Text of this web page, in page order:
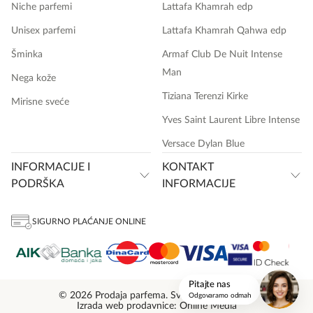
Niche parfemi
Unisex parfemi
Šminka
Nega kože
Mirisne sveće
Lattafa Khamrah edp
Lattafa Khamrah Qahwa edp
Armaf Club De Nuit Intense
Man
Tiziana Terenzi Kirke
Yves Saint Laurent Libre Intense
Versace Dylan Blue
INFORMACIJE I
PODRŠKA
KONTAKT
INFORMACIJE
SIGURNO PLAĆANJE ONLINE
© 2026 Prodaja parfema. Sva prava zadržana.
Izrada web prodavnice: Online Media
Pitajte nas
Odgovaramo odmah